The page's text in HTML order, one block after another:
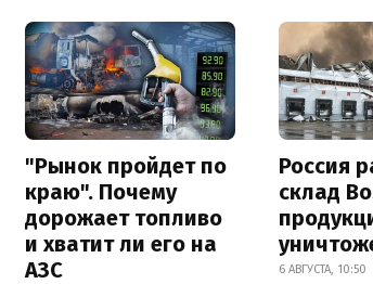
"Рынок пройдет по
краю". Почему
дорожает топливо
и хватит ли его на
АЗС
Россия
склад
6 АВГУСТА, 10:50